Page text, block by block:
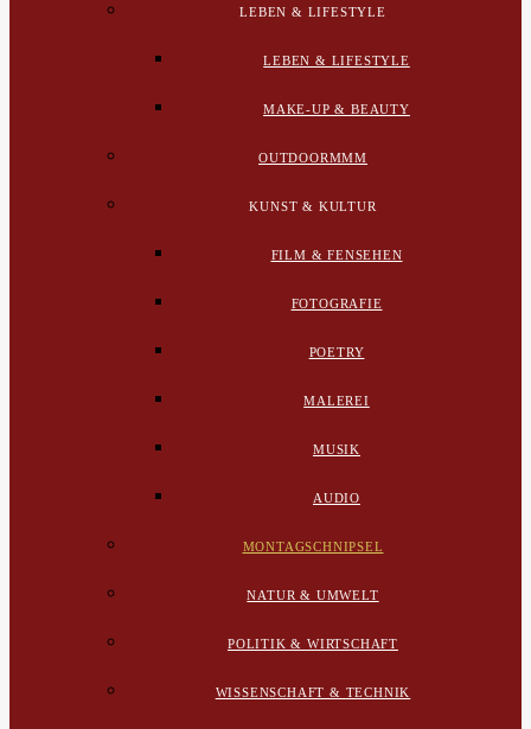
LEBEN & LIFESTYLE
LEBEN & LIFESTYLE
MAKE-UP & BEAUTY
OUTDOORMMM
KUNST & KULTUR
FILM & FENSEHEN
FOTOGRAFIE
POETRY
MALEREI
MUSIK
AUDIO
MONTAGSCHNIPSEL
NATUR & UMWELT
POLITIK & WIRTSCHAFT
WISSENSCHAFT & TECHNIK